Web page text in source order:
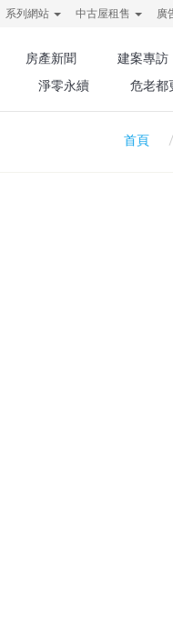
系列網站 中古屋租售 廣
房產新聞 建案專訪
淨零永續 危老都
首頁